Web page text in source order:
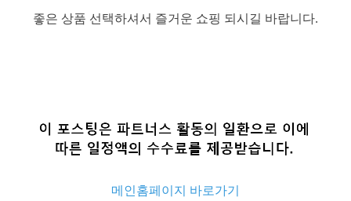
좋은 상품 선택하셔서 즐거운 쇼핑 되시길 바랍니다.
메인홈페이지 바로가기